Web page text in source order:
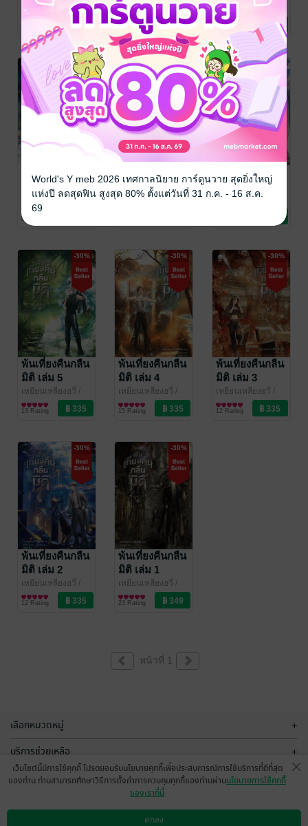
นิยายวาย Boy
Love / Yaoi
เล่ม 2 (เล่มจบ)
AyeAyeCaptain /
สนสราญ แปล/
Enter Books
นิยายแฟนตาซี
2 Rating
เล่ม 1
AyeAyeCaptain /
สนสราญ แปล
Enter Books
นิยายแฟนตาซี
5 Rating
-30%
มิติ เล่ม 8 (เล่ม
จบ)
เหยียนเหลียงอวี่ /
สนสราญ
นิยายวาย Boy
Love / Yaoi
8 Rating
-30%
มิติ เล่ม 7
เหยียนเหลียงอวี่ /
Love / Yaoi
-30%
พ้นเที่ยงคืนกลืน
มิติ เล่ม 6
เหยียนเหลียงอวี่ /
Love / Yaoi
-30%
พ้นเที่ยงคืนกลืน
มิติ เล่ม 5
เหยียนเหลียงอวี่ /
สนสราญ
/ everY
นิยายวาย Boy
Love / Yaoi
13 Rating
-30%
พ้นเที่ยงคืนกลืน
มิติ เล่ม 4
เหยียนเหลียงอวี่ /
สนสราญ
/ everY
นิยายวาย Boy
Love / Yaoi
15 Rating
-30%
พ้นเที่ยงคืนกลืน
มิติ เล่ม 3
เหยียนเหลียงอวี่ /
สนสราญ
/ everY
นิยายวาย Boy
Love / Yaoi
12 Rating
-30%
พ้นเที่ยงคืนกลืน
มิติ เล่ม 2
เหยียนเหลียงอวี่ /
สนสราญ
/ everY
นิยายวาย Boy
Love / Yaoi
12 Rating
-30%
พ้นเที่ยงคืนกลืน
มิติ เล่ม 1
เหยียนเหลียงอวี่ /
สนสราญ
/ everY
นิยายวาย Boy
Love / Yaoi
23 Rating
หน้าที่ 1
เลือกหมวดหมู่ +
บริการช่วยเหลือ +
เกี่ยวกับเรา
เว็บไซต์นี้มีการใช้คุกกี้ โปรดยอมรับนโยบายคุกกี้เพื่อประสบการณ์การใช้บริการที่ดีที่สุด
ของท่าน ท่านสามารถศึกษาวิธีการตั้งค่าการควบคุมคุกกี้ของท่านผ่านนโยบายการใช้คุกกี้
ของเราที่นี่
ตกลง
World's Y meb 2026 เทศกาลนิยาย การ์ตูนวาย สุดยิ่งใหญ่
แห่งปี ลดสุดฟิน สูงสุด 80% ตั้งแต่วันที่ 31 ก.ค. - 16 ส.ค.
69